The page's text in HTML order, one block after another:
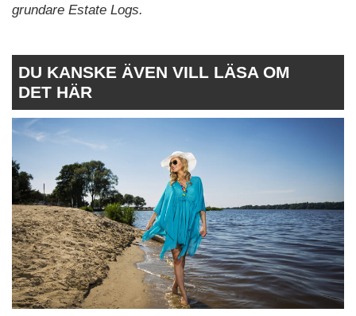
grundare Estate Logs.
DU KANSKE ÄVEN VILL LÄSA OM
DET HÄR